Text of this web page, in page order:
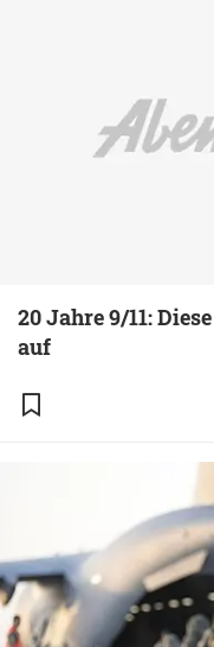
20 Jahre 9/11:
auf